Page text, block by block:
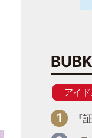
アイ
『証言TIF～アイ